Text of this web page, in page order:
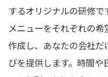
するオリジナルの研修で
メニューをそれぞれの
作成し、あなたの会社
びを提供します。時間や